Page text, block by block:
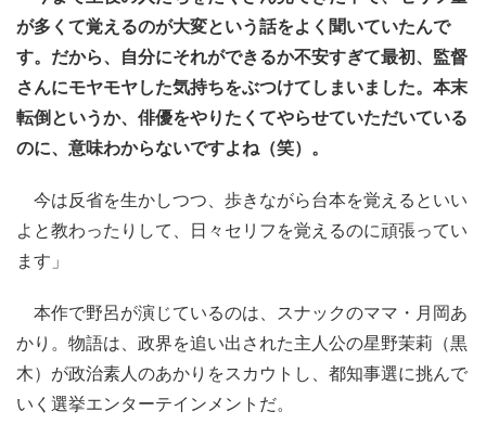
が多くて覚えるのが大変という話をよく聞いていたんで
す。だから、自分にそれができるか不安すぎて最初、監督
さんにモヤモヤした気持ちをぶつけてしまいました。本末
転倒というか、俳優をやりたくてやらせていただいている
のに、意味わからないですよね（笑）。
今は反省を生かしつつ、歩きながら台本を覚えるといい
よと教わったりして、日々セリフを覚えるのに頑張ってい
ます」
本作で野呂が演じているのは、スナックのママ・月岡あ
かり。物語は、政界を追い出された主人公の星野茉莉（黒
木）が政治素人のあかりをスカウトし、都知事選に挑んで
いく選挙エンターテインメントだ。